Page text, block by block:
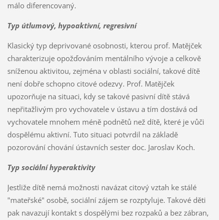
málo diferencovaný.
Typ útlumový, hypoaktivní, regresivní
Klasický typ deprivované osobnosti, kterou prof. Matějček
charakterizuje opožďováním mentálního vývoje a celkově
sníženou aktivitou, zejména v oblasti sociální, takové dítě
není dobře schopno citové odezvy. Prof. Matějček
upozorňuje na situaci, kdy se takové pasivní dítě stává
nepřitažlivým pro vychovatele v ústavu a tím dostává od
vychovatele mnohem méně podnětů než dítě, které je vůči
dospělému aktivní. Tuto situaci potvrdil na základě
pozorování chování ústavních sester doc. Jaroslav Koch.
Typ sociální hyperaktivity
Jestliže dítě nemá možnosti navázat citový vztah ke stálé
"mateřské" osobě, sociální zájem se rozptyluje. Takové děti
pak navazují kontakt s dospělými bez rozpaků a bez zábran,